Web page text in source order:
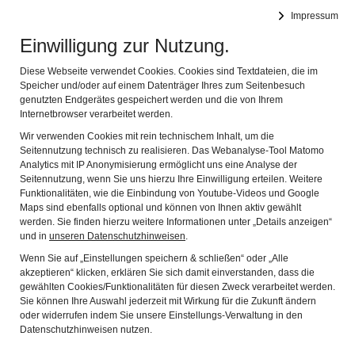
Impressum
Einwilligung zur Nutzung.
Diese Webseite verwendet Cookies. Cookies sind Textdateien, die im
Speicher und/oder auf einem Datenträger Ihres zum Seitenbesuch
genutzten Endgerätes gespeichert werden und die von Ihrem
Internetbrowser verarbeitet werden.
Wir verwenden Cookies mit rein technischem Inhalt, um die
Seitennutzung technisch zu realisieren. Das Webanalyse-Tool Matomo
Analytics mit IP Anonymisierung ermöglicht uns eine Analyse der
Seitennutzung, wenn Sie uns hierzu Ihre Einwilligung erteilen. Weitere
Funktionalitäten, wie die Einbindung von Youtube-Videos und Google
Maps sind ebenfalls optional und können von Ihnen aktiv gewählt
werden. Sie finden hierzu weitere Informationen unter „Details anzeigen“
und in unseren Datenschutzhinweisen.
Wenn Sie auf „Einstellungen speichern & schließen“ oder „Alle
akzeptieren“ klicken, erklären Sie sich damit einverstanden, dass die
gewählten Cookies/Funktionalitäten für diesen Zweck verarbeitet werden.
Sie können Ihre Auswahl jederzeit mit Wirkung für die Zukunft ändern
oder widerrufen indem Sie unsere Einstellungs-Verwaltung in den
Datenschutzhinweisen nutzen.
Opening Times
Tue – Fri 10.00 – 17.00
Sat – Sun and Public Holidays 11.00 – 18.00